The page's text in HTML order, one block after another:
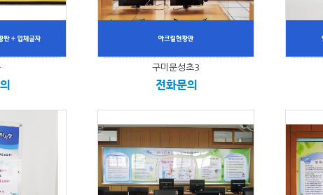
구미문성초3
전화문의